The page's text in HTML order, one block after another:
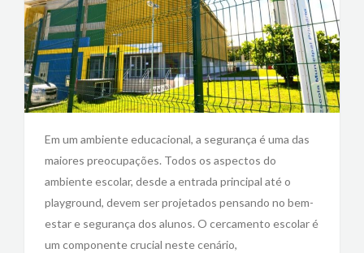
Em um ambiente educacional, a segurança é uma das
maiores preocupações. Todos os aspectos do
ambiente escolar, desde a entrada principal até o
playground, devem ser projetados pensando no bem-
estar e segurança dos alunos. O cercamento escolar é
um componente crucial neste cenário,